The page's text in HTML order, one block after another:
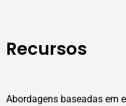
Recursos
Abordagens baseadas em